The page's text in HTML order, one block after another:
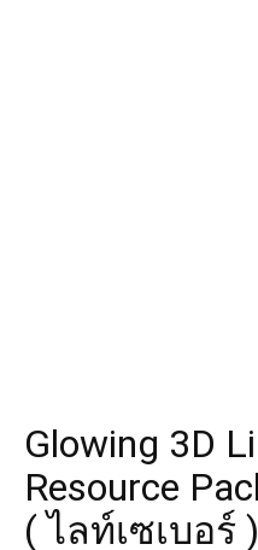
Glowing 3D
Resource
( ไลท์เซเบอร์ )